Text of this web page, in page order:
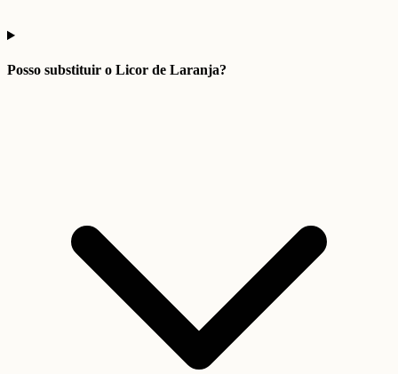
Posso substituir o Licor de Laranja?